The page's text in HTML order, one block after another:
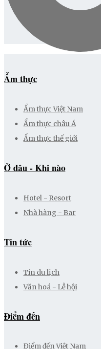
Ẩm thực
Ẩm thực Việt Nam
Ẩm thực châu Á
Ẩm thực thế giới
Ở đâu - Khi nào
Hotel - Resort
Nhà hàng - Bar
Tin tức
Tin du lịch
Văn hoá - Lễ hội
Điểm đến
Điểm đến Việt Nam